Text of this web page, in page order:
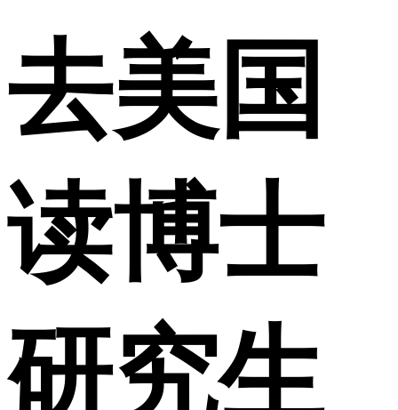
去美国
读博士
研究生